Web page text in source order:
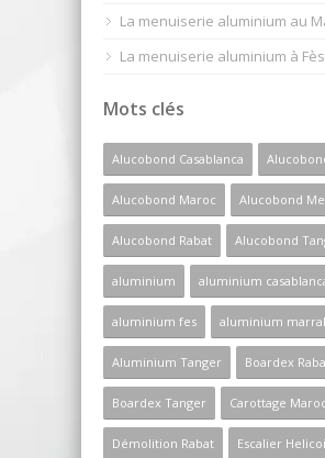
La menuiserie aluminium au
La menuiserie aluminium à Fès
Mots clés
Alucobond Casablanca
Alucobond Maroc Alucobond
Alucobond Rabat Alucobond
aluminium aluminium
aluminium fes aluminium
Aluminium Tanger Boardex
Boardex Tanger Carottage Maroc
Démolition Rabat Escalier